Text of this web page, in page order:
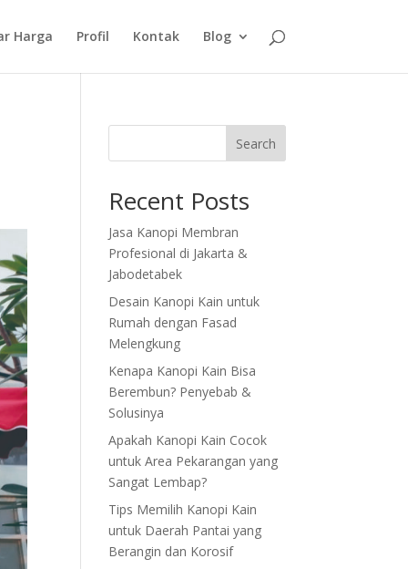
Harga Profil Kontak Blog
Search
Recent Posts
Jasa Kanopi Membran
Profesional di Jakarta &
Jabodetabek
Desain Kanopi Kain untuk
Rumah dengan Fasad
Melengkung
Kenapa Kanopi Kain Bisa
Berembun? Penyebab &
Solusinya
Apakah Kanopi Kain Cocok
untuk Area Pekarangan yang
Sangat Lembap?
Tips Memilih Kanopi Kain
untuk Daerah Pantai yang
Berangin dan Korosif